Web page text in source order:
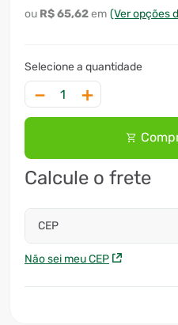
R$65,62 (Ver opções
＋
－
Calcule o frete
CEP
Não sei meu CEP
9º
roçadeira